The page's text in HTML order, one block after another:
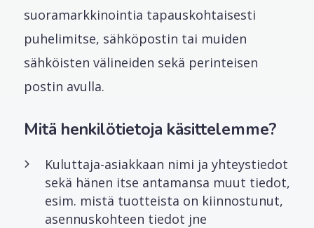
suoramarkkinointia tapauskohtaisesti
puhelimitse, sähköpostin tai muiden
sähköisten välineiden sekä perinteisen
postin avulla.
Mitä henkilötietoja käsittelemme?
Kuluttaja-asiakkaan nimi ja yhteystiedot
sekä hänen itse antamansa muut tiedot,
esim. mistä tuotteista on kiinnostunut,
asennuskohteen tiedot jne